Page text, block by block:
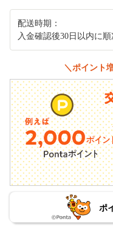
配送時期：
入金確認後30日以内に
＼ポイント
ポ